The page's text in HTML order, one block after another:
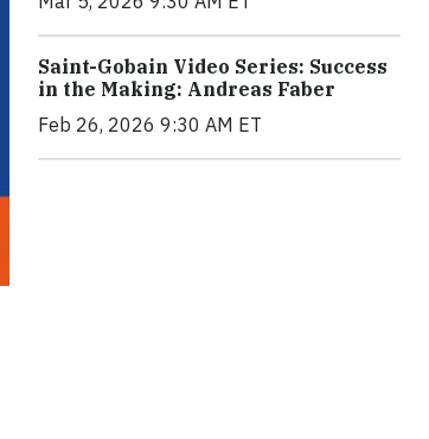
Saint-Gobain Video Series: Success
in the Making: Andreas Faber
Feb 26, 2026 9:30 AM ET